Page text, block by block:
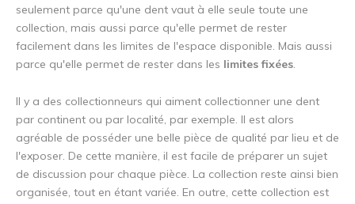
seulement parce qu'une dent vaut à elle seule toute une
collection, mais aussi parce qu'elle permet de rester
facilement dans les limites de l'espace disponible. Mais aussi
parce qu'elle permet de rester dans les limites fixées.
Il y a des collectionneurs qui aiment collectionner une dent
par continent ou par localité, par exemple. Il est alors
agréable de posséder une belle pièce de qualité par lieu et de
l'exposer. De cette manière, il est facile de préparer un sujet
de discussion pour chaque pièce. La collection reste ainsi bien
organisée, tout en étant variée. En outre, cette collection est